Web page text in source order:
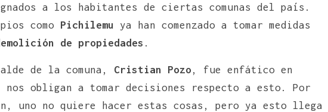
a los habitantes de ciertas comunas del país.
como Pichilemu ya han comenzado a tomar medidas
de propiedades .
de la comuna, Cristian Pozo , fue enfático en
nos obligan a tomar decisiones respecto a esto. Por
uno no quiere hacer estas cosas, pero ya esto llega